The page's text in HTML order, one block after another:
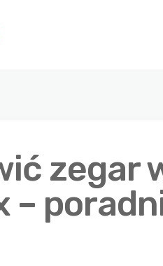
zegar
–